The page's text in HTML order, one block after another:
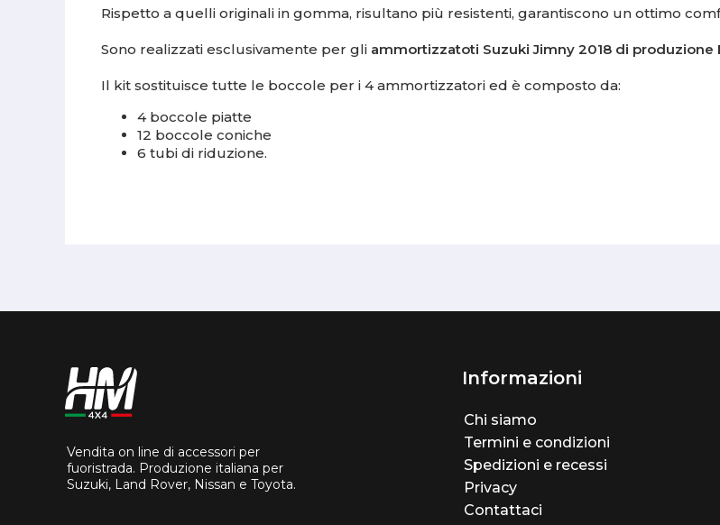
Rispetto a quelli originali in gomma, risultano più resistenti, garantiscono un ottimo
Sono realizzati esclusivamente per gli ammortizzatoti Suzuki Jimny 2018 di produzione
Il kit sostituisce tutte le boccole per i 4 ammortizzatori ed è composto da:
4 boccole piatte
12 boccole coniche
6 tubi di riduzione.
Vendita on line di accessori per
fuoristrada. Produzione italiana per
Suzuki, Land Rover, Nissan e Toyota.
Informazioni
Chi siamo
Termini e condizioni
Spedizioni e recessi
Privacy
Contattaci